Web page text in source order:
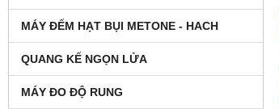
MÁY ĐẾM HẠT BỤI METONE - HACH
QUANG KẾ NGỌN LỬA
MÁY ĐO ĐỘ RUNG